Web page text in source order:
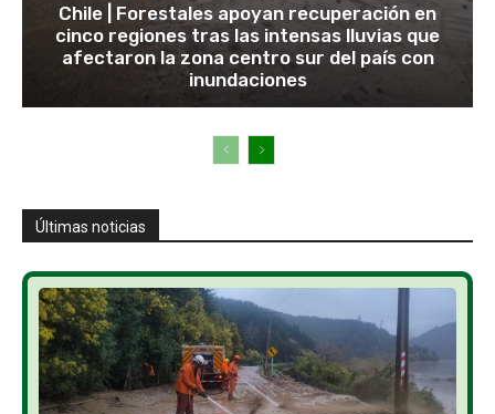
Chile | Forestales apoyan recuperación en
cinco regiones tras las intensas lluvias que
afectaron la zona centro sur del país con
inundaciones
Últimas noticias